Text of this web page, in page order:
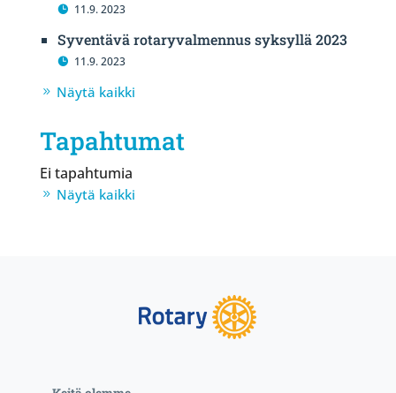
11.9. 2023
Syventävä rotaryvalmennus syksyllä 2023
11.9. 2023
Näytä kaikki
Tapahtumat
Ei tapahtumia
Näytä kaikki